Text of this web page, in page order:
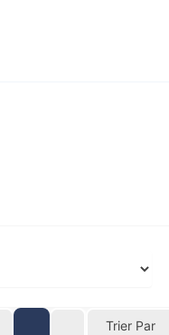
Trier Par